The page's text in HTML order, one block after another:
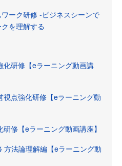
ーク研修 ‐ビジネスシーンで
を理解する
化研修【eラーニング動画講
点強化研修【eラーニング動
修【eラーニング動画講座】
方法論理解編【eラーニング動